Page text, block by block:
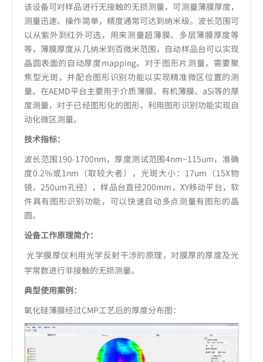
该设备可对样品进行无接触的无损测量，可测量薄膜厚度，
测量迅速、操作简单，精度通常可达到纳米级。波长范围可
以从紫外到红外可选，用来测量超薄膜、多层薄膜厚度等
等，薄膜厚度从几纳米到百微米范围，自动样品台可以实现
晶圆表面的自动厚度mapping。对于图形片测量，需要聚
焦型光斑，并配合图形识别功能以实现精准微区位置的测
量。在AEMD平台主要用于介质薄膜、有机薄膜、aSi等的厚
度测量，对于已经图形化的图形，利用图形识别功能实现自
动化微区测量。
技术指标：
波长范围190-1700nm，厚度测试范围4nm~115um，准确
度0.2%或1nm（取较大者），光斑大小：17um（15X物
镜，250um孔径），样品台直径200mm，XY移动平台，软
件具有图形识别功能，可以快速自动多点测量有图形的晶
圆。
设备工作原理简介：
光学膜厚仪利用光学反射干涉的原理，对膜厚的厚度及光
学常数进行非接触的无损测量。
典型使用案例：
氧化硅薄膜经过CMP工艺后的厚度分布图：